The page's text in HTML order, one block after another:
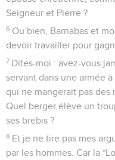
Seigneur et Pierre ?
6 Ou bien, Barnabas et
devoir travailler pour
7 Dites-moi : avez-vous
servant dans une armée
qui ne mangerait pas des
Quel berger élève un
ses brebis ?
8 Et je ne tire pas mes
par les hommes. Car la